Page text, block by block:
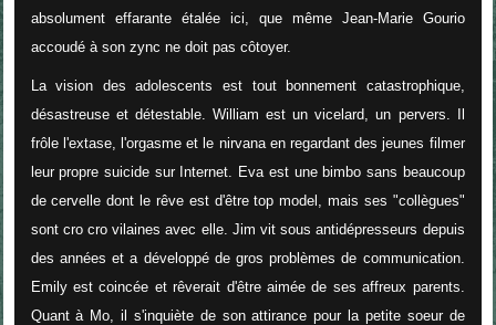
absolument effarante étalée ici, que même Jean-Marie Gourio
accoudé à son zync ne doit pas côtoyer.
La vision des adolescents est tout bonnement catastrophique,
désastreuse et détestable. William est un vicelard, un pervers. Il
frôle l'extase, l'orgasme et le nirvana en regardant des jeunes filmer
leur propre suicide sur Internet. Eva est une bimbo sans beaucoup
de cervelle dont le rêve est d'être top model, mais ses "collègues"
sont cro cro vilaines avec elle. Jim vit sous antidépresseurs depuis
des années et a développé de gros problèmes de communication.
Emily est coincée et rêverait d'être aimée de ses affreux parents.
Quant à Mo, il s'inquiète de son attirance pour la petite soeur de